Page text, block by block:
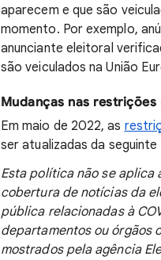
aparecem e que são
momento. Por exemplo,
anunciante eleitoral
são veiculados na União
Mudanças nas
Em maio de 2022, as
ser atualizadas da
Esta política não se aplica
cobertura de notícias da
pública relacionadas à
departamentos ou órgãos
mostrados pela agência